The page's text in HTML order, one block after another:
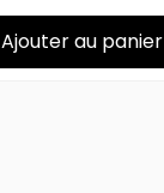
Ajouter au panier